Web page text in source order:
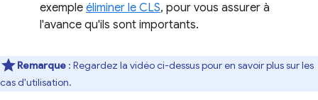
exemple éliminer le CLS, pour vous assurer à
l'avance qu'ils sont importants.
Remarque : Regardez la vidéo ci-dessus pour en savoir plus sur les
cas d'utilisation.